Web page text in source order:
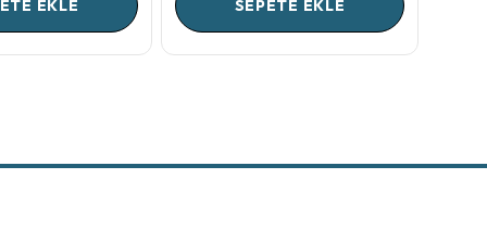
EKLE SEPETE EKLE